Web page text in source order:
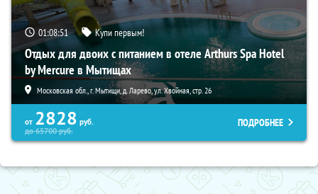
01:08:50 Купи первым!
Отдых для двоих с питанием в отеле Arthurs Spa Hotel
by Mercure в Мытищах
Московская обл., г. Мытищи, д. Ларево, ул. Хвойная, стр. 26
от 2828 руб.
до65700руб.
ПОДРОБНЕЕ